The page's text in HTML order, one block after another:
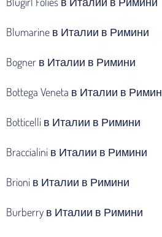
Blumarine в Италии в Римини
Bogner в Италии в Римини
Bottega Veneta в Италии в
Botticelli в Италии в Римини
Braccialini в Италии в Римини
Brioni в Италии в Римини
Burberry в Италии в Римини